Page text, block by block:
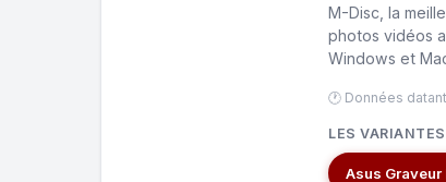
M-Disc, la
photos vidéos
Windows et
🕐 Données
LES
Asus